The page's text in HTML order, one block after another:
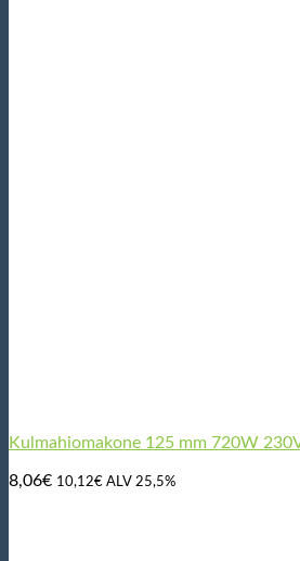
Kulmahiomakone 125 mm 720W
8,06€ 10,12€ ALV 25,5%